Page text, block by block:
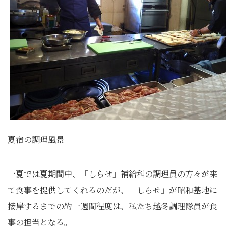
夏宿の調理風景
一夏では夏期間中、「しらせ」補給科の調理員の方々が来
て食事を提供してくれるのだが、「しらせ」が昭和基地に
接岸するまでの約一週間程度は、私たち越冬調理隊員が食
事の担当となる。